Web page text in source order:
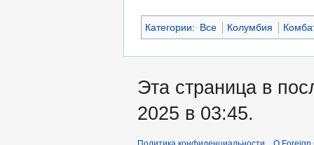
Категории: Все Колумбия
Эта страница в
2025 в 03:45.